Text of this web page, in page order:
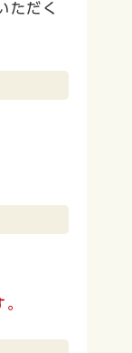
ただく